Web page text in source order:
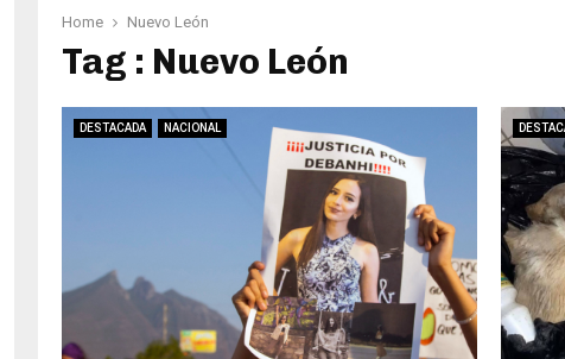
Home Nuevo León
Tag : Nuevo León
DESTACADA NACIONAL